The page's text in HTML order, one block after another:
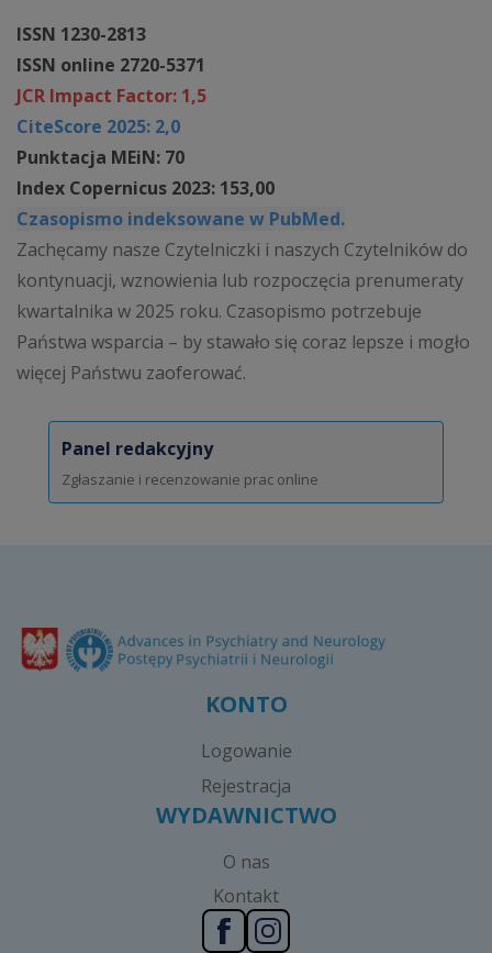
ISSN 1230-2813
ISSN online 2720-5371
JCR Impact Factor: 1,5
CiteScore 2025: 2,0
Punktacja MEiN: 70
Index Copernicus 2023: 153,00
Czasopismo indeksowane w PubMed.
Zachęcamy nasze Czytelniczki i naszych Czytelników do
kontynuacji, wznowienia lub rozpoczęcia prenumeraty
kwartalnika w 2025 roku. Czasopismo potrzebuje
Państwa wsparcia – by stawało się coraz lepsze i mogło
więcej Państwu zaoferować.
Panel redakcyjny
Zgłaszanie i recenzowanie prac online
KONTO
Logowanie
Rejestracja
WYDAWNICTWO
O nas
Kontakt